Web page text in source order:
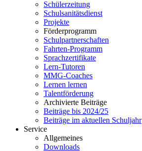
Schülerzeitung
Schulsanitätsdienst
Projekte
Förderprogramm
Schulpartnerschaften
Fahrten-Programm
Sprachzertifikate
Lern-Tutoren
MMG-Coaches
Lernen lernen
Talentförderung
Archivierte Beiträge
Beiträge bis 2024/25
Beiträge im aktuellen Schuljahr
Service
Allgemeines
Downloads